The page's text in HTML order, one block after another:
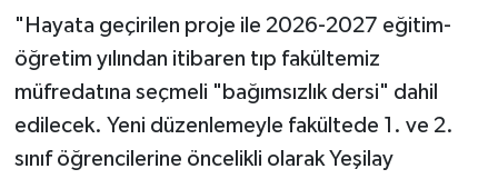
"Hayata geçirilen proje ile 2026-2027 eğitim-
öğretim yılından itibaren tıp fakültemiz
müfredatına seçmeli "bağımsızlık dersi" dahil
edilecek. Yeni düzenlemeyle fakültede 1. ve 2.
sınıf öğrencilerine öncelikli olarak Yeşilay